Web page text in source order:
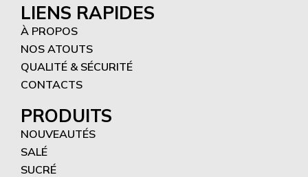
LIENS RAPIDES
À PROPOS
NOS ATOUTS
QUALITÉ & SÉCURITÉ
CONTACTS
PRODUITS
NOUVEAUTÉS
SALÉ
SUCRÉ